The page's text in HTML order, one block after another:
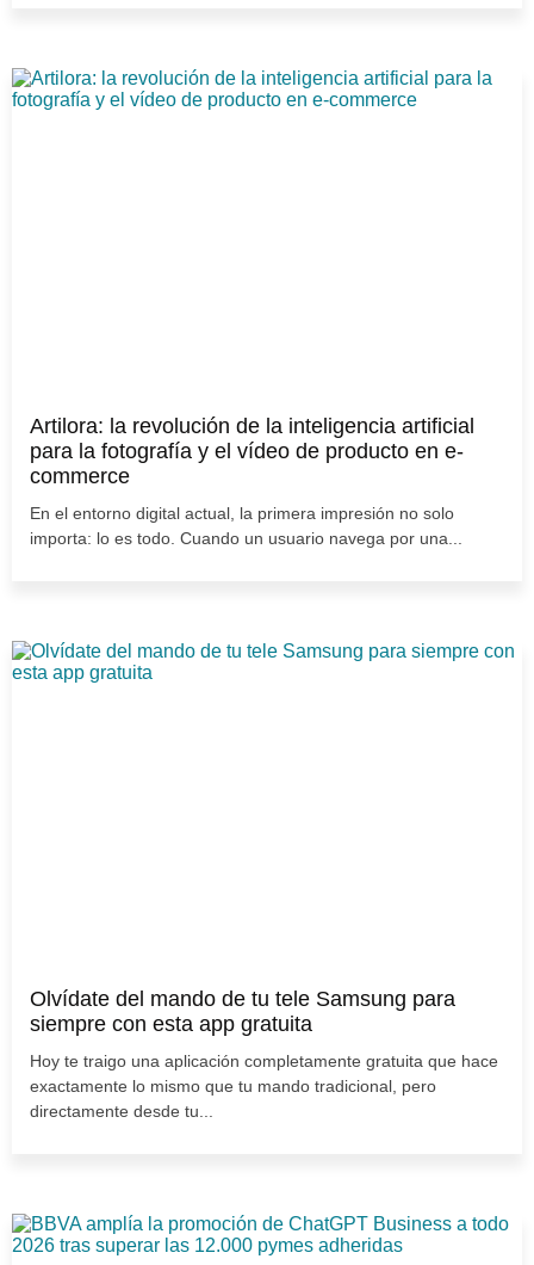
Artilora: la revolución de la inteligencia artificial
para la fotografía y el vídeo de producto en e-
commerce
En el entorno digital actual, la primera impresión no solo
importa: lo es todo. Cuando un usuario navega por una...
Olvídate del mando de tu tele Samsung para
siempre con esta app gratuita
Hoy te traigo una aplicación completamente gratuita que hace
exactamente lo mismo que tu mando tradicional, pero
directamente desde tu...